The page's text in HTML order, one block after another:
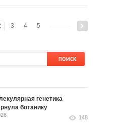
3 4 5
генетика
ботанику
148